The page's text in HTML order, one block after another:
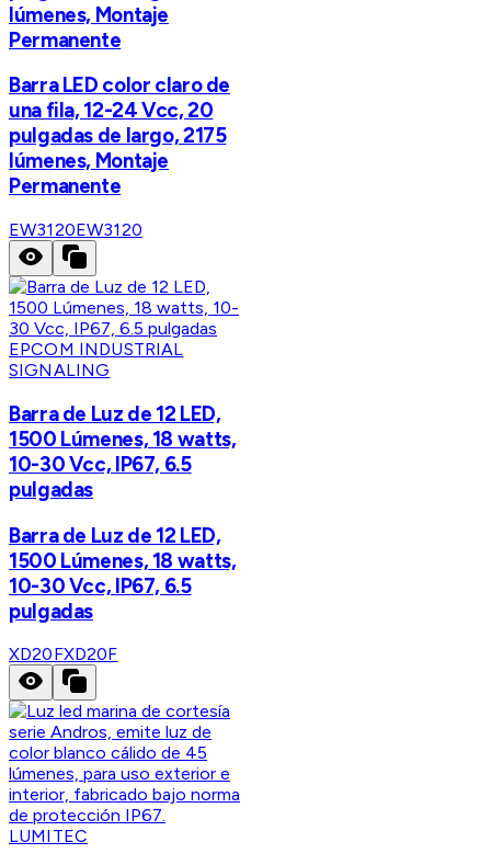
lúmenes, Montaje
Permanente
Barra LED color claro de
una fila, 12-24 Vcc, 20
pulgadas de largo, 2175
lúmenes, Montaje
Permanente
EW3120EW3120
EPCOM INDUSTRIAL
SIGNALING
Barra de Luz de 12 LED,
1500 Lúmenes, 18 watts,
10-30 Vcc, IP67, 6.5
pulgadas
Barra de Luz de 12 LED,
1500 Lúmenes, 18 watts,
10-30 Vcc, IP67, 6.5
pulgadas
XD20FXD20F
LUMITEC